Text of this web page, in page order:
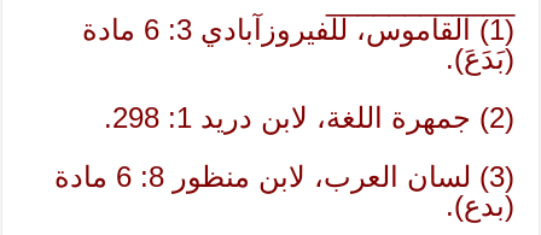
(1) القاموس، للفيروزآبادي 3: 6 مادة
(بَدَعَ).
(2) جمهرة اللغة، لابن دريد 1: 298.
(3) لسان العرب، لابن منظور 8: 6 مادة
(بدع).